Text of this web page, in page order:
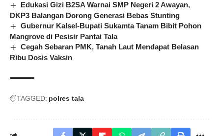
Edukasi Gizi B2SA Warnai SMP Negeri 2 Awayan,
DKP3 Balangan Dorong Generasi Bebas Stunting
Gubernur Kalsel-Bupati Sukamta Tanam Bibit Pohon
Mangrove di Pesisir Pantai Tala
Cegah Sebaran PMK, Tanah Laut Mendapat Belasan
Ribu Dosis Vaksin
TAGGED: polres tala